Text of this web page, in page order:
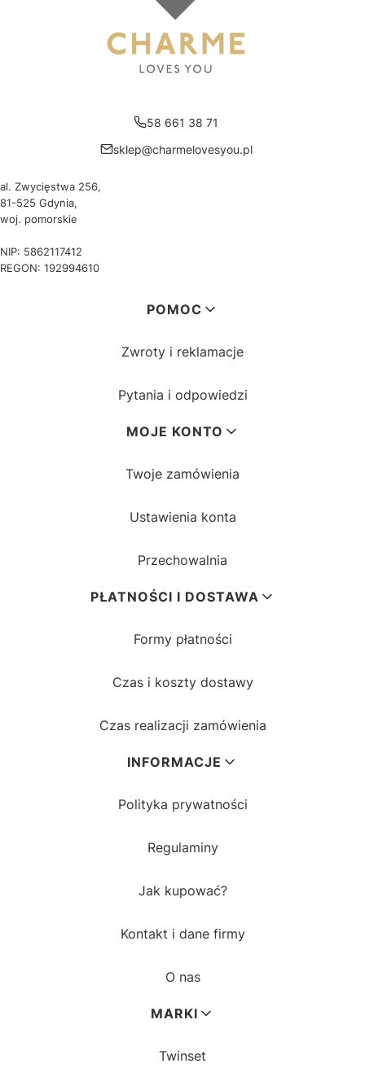
58 661 38 71
sklep@charmelovesyou.pl
al. Zwycięstwa 256,
81-525 Gdynia,
woj. pomorskie
NIP: 5862117412
REGON: 192994610
POMOC
Zwroty i reklamacje
Pytania i odpowiedzi
MOJE KONTO
Twoje zamówienia
Ustawienia konta
Przechowalnia
PŁATNOŚCI I DOSTAWA
Formy płatności
Czas i koszty dostawy
Czas realizacji zamówienia
INFORMACJE
Polityka prywatności
Regulaminy
Jak kupować?
Kontakt i dane firmy
O nas
MARKI
Twinset